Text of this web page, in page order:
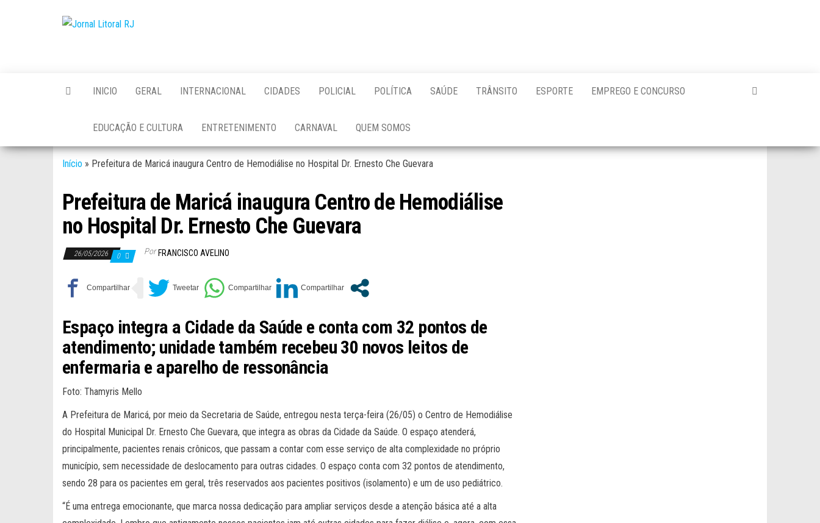
INICIO GERAL INTERNACIONAL CIDADES POLICIAL POLÍTICA SAÚDE TRÂNSITO ESPORTE EMPREGO E CONCURSO
EDUCAÇÃO E CULTURA ENTRETENIMENTO CARNAVAL QUEM SOMOS
Início » Prefeitura de Maricá inaugura Centro de Hemodiálise no Hospital Dr. Ernesto Che Guevara
Prefeitura de Maricá inaugura Centro de Hemodiálise
no Hospital Dr. Ernesto Che Guevara
26/05/2026 0 Por FRANCISCO AVELINO
Espaço integra a Cidade da Saúde e conta com 32 pontos de
atendimento; unidade também recebeu 30 novos leitos de
enfermaria e aparelho de ressonância
Foto: Thamyris Mello
A Prefeitura de Maricá, por meio da Secretaria de Saúde, entregou nesta terça-feira (26/05) o Centro de Hemodiálise
do Hospital Municipal Dr. Ernesto Che Guevara, que integra as obras da Cidade da Saúde. O espaço atenderá,
principalmente, pacientes renais crônicos, que passam a contar com esse serviço de alta complexidade no próprio
município, sem necessidade de deslocamento para outras cidades. O espaço conta com 32 pontos de atendimento,
sendo 28 para os pacientes em geral, três reservados aos pacientes positivos (isolamento) e um de uso pediátrico.
“É uma entrega emocionante, que marca nossa dedicação para ampliar serviços desde a atenção básica até a alta